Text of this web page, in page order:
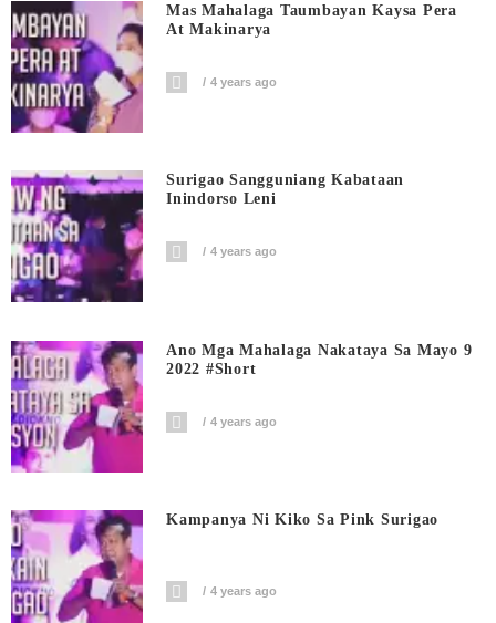
Mas Mahalaga Taumbayan Kaysa Pera
At Makinarya
4 years ago
Surigao Sangguniang Kabataan
Inindorso Leni
4 years ago
Ano Mga Mahalaga Nakataya Sa Mayo 9
2022 #short
4 years ago
Kampanya Ni Kiko Sa Pink Surigao
4 years ago